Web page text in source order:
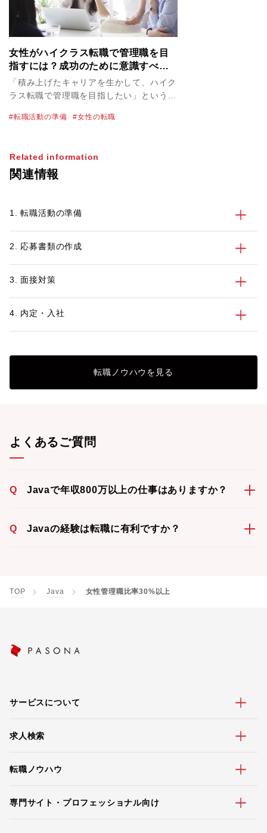
女性がハイクラス転職で管理職を目
指すには？成功のために意識すべ
き“5つ”のこと
「積み上げたキャリアを生かして、ハイク
ラス転職で管理職を目指したい」という女
で、「周りに相談できる女性の管理職がい
で、ハイクラス転職に迷っている方が多い
のも事実です。そこで今回は、女性の方が
ト」を分かりやすく解説します。
転職活動の準備 女性の転職
Related information
関連情報
1. 転職活動の準備
2. 応募書類の作成
3. 面接対策
4. 内定・入社
転職ノウハウを見る
よくあるご質問
Q Javaで年収800万以上の仕事はありますか？
Q Javaの経験は転職に有利ですか？
TOP Java 女性管理職比率30%以上
サービスについて
求人検索
転職ノウハウ
専門サイト・プロフェッショナル向け